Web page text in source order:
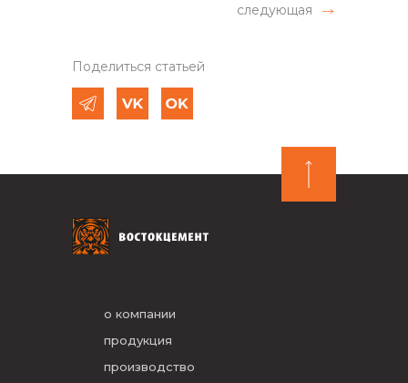
следующая
Поделиться статьей
о компании
продукция
производство